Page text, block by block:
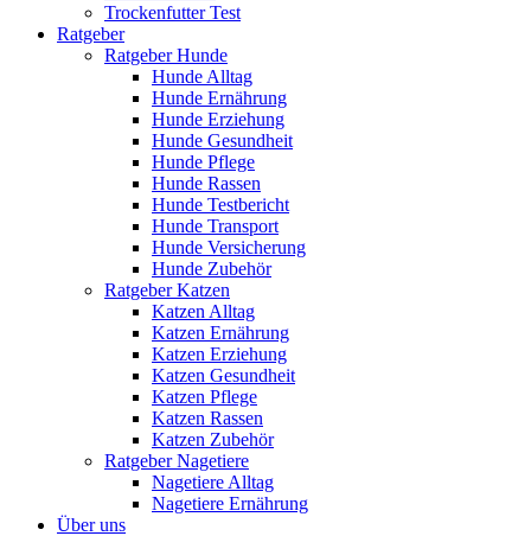
Trockenfutter Test
Ratgeber
Ratgeber Hunde
Hunde Alltag
Hunde Ernährung
Hunde Erziehung
Hunde Gesundheit
Hunde Pflege
Hunde Rassen
Hunde Testbericht
Hunde Transport
Hunde Versicherung
Hunde Zubehör
Ratgeber Katzen
Katzen Alltag
Katzen Ernährung
Katzen Erziehung
Katzen Gesundheit
Katzen Pflege
Katzen Rassen
Katzen Zubehör
Ratgeber Nagetiere
Nagetiere Alltag
Nagetiere Ernährung
Über uns